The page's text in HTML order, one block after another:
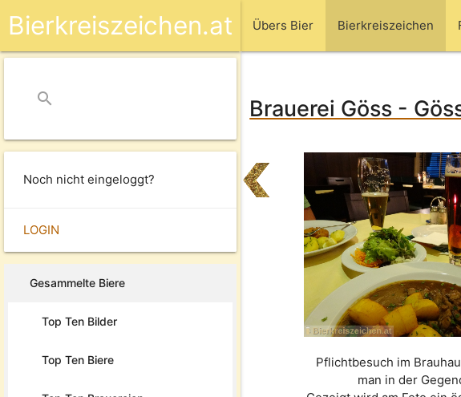
Übers Bier Bierkreiszeichen
Bierkreiszeichen.at
search
Noch nicht eingeloggt?
LOGIN
Gesammelte Biere
Top Ten Bilder
Top Ten Biere
Brauerei Göss -
Pflichtbesuch im
man in der